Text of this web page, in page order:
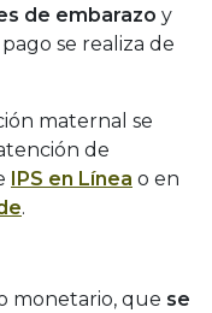
de embarazo y
se realiza de
maternal se
de
IPS en Línea o en
.
monetario, que se